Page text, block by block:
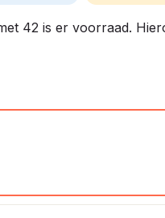
42 is er voorraad.